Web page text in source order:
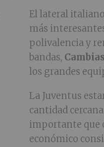
El lateral
más
polivalencia y
bandas,
los grandes
La Juventus
cantidad
importante que
económico